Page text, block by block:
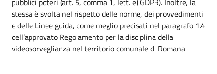
pubblici poteri (art. 5, comma 1, lett. e) GDPR). Inoltre, la
stessa è svolta nel rispetto delle norme, dei provvedimenti
e delle Linee guida, come meglio precisati nel paragrafo 1.4
dell’approvato Regolamento per la disciplina della
videosorveglianza nel territorio comunale di Romana.